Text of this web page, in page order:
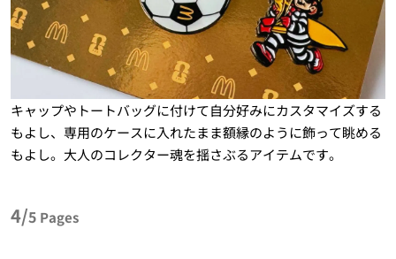
キャップやトートバッグに付けて自分好みにカスタマイズする
もよし、専用のケースに入れたまま額縁のように飾って眺める
もよし。大人のコレクター魂を揺さぶるアイテムです。
4/5 Pages